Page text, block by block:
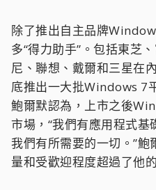
除了推出自主品牌
多“得力助手”。包括東芝
尼、聯想、戴爾和三星在
底推出一大批Windows 7
鮑爾默認為，上市之後
市場，“我們有應用程式基
我們有所需要的一切。”
量和受歡迎程度超過了他